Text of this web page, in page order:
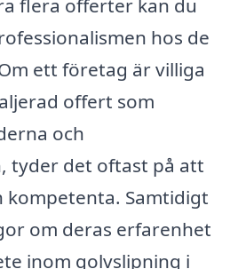
flera offerter kan du
hos de
ett företag är villiga
offert som
och
tyder det oftast på att
kompetenta. Samtidigt
om deras erfarenhet
inom golvslipning i